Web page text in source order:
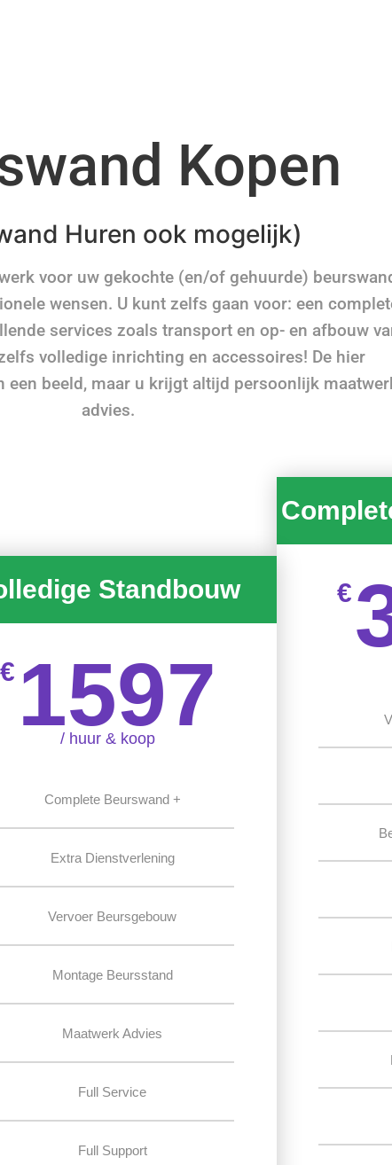
Kopen
Huren ook mogelijk)
voor uw gekochte (en/of gehuurde)
wensen. U kunt zelfs gaan voor: een
services zoals transport en op- en afbouw
volledige inrichting en accessoires! De hier
een beeld, maar u krijgt altijd persoonlijk
advies.
Standbouw
€ 1597
/ huur & koop
Complete Beurswand +
Extra Dienstverlening
Vervoer Beursgebouw
Montage Beursstand
Maatwerk Advies
Full Service
Full Support
€